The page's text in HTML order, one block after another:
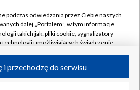
Kontakt
Kanały
Polska S.A. w likwidacji
podczas odwiedzania przez Ciebie naszych
dalej „Portalem”, w tym informacje
takich jak: pliki cookie, sygnalizatory
technologii umożliwiających świadczenie
i przechodzę do serwisu